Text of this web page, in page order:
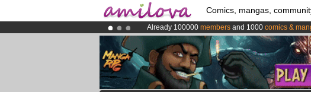
Comics, mangas,
Already 100000 members and 1000 comics &
Premium membership from3.95 eurosper month !
AmilovaKickstarter is now LIVE!.